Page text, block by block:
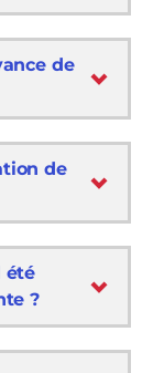
de
de
été
?